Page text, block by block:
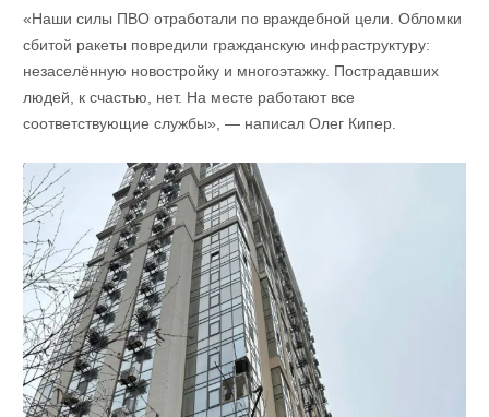
«Наши силы ПВО отработали по враждебной цели. Обломки
сбитой ракеты повредили гражданскую инфраструктуру:
незаселённую новостройку и многоэтажку. Пострадавших
людей, к счастью, нет. На месте работают все
соответствующие службы», — написал Олег Кипер.